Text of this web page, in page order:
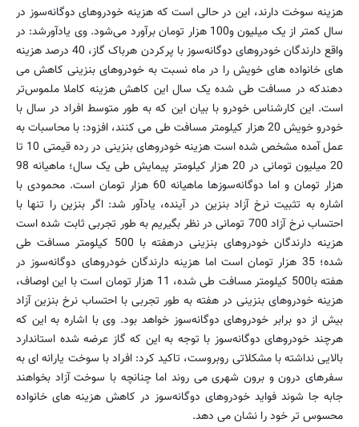
هزینه سوخت دارند، این در حالی است که هزینه خودروهای دوگانه‌سوز در
سال کمتر از یک میلیون و100 هزار تومان برآورد می‌شود. وی یادآورشد: در
واقع دارندگان خودروهای دوگانه‌سوز با پرکردن هرباک گاز، 40 درصد هزینه
های خانواده های خویش را در ماه نسبت به خودروهای بنزینی کاهش می
دهندکه در مسافت طی شده یک سال این کاهش هزینه کاملا ملموس‌تر
است. این کارشناس خودرو با بیان این که به طور متوسط افراد در سال با
خودرو خویش 20 هزار کیلومتر مسافت طی می کنند، افزود: با محاسبات به
عمل آمده مشخص شده است هزینه خودروهای بنزینی در رده قیمتی 10 تا
20 میلیون تومانی در 20 هزار کیلومتر پیمایش طی یک سال؛ ماهیانه 98
هزار تومان و اما دوگانه‌سوزها ماهیانه 60 هزار تومان است. محمودی با
اشاره به تثبیت نرخ آزاد بنزین در آینده، یادآور شد: اگر بنزین را تنها با
احتساب نرخ آزاد 700 تومانی در نظر بگیریم به طور تجربی ثابت شده است
هزینه دارندگان خودروهای بنزینی درهفته با 500 کیلومتر مسافت طی
شده؛ 35 هزار تومان است اما هزینه دارندگان خودروهای دوگانه‌سوز در
هفته با500 کیلومتر مسافت طی شده، 11 هزار تومان است با این اوصاف،
هزینه خودروهای بنزینی در هفته به طور تجربی با احتساب نرخ بنزین آزاد
بیش از دو برابر خودروهای دوگانه‌سوز خواهد بود. وی با اشاره به این که
هرچند خودروهای دوگانه‌سوز با توجه به این که گاز عرضه شده استاندارد
بالایی نداشته با مشکلاتی روبروست، تاکید کرد: افراد با سوخت یارانه ای به
سفرهای درون و برون شهری می روند اما چنانچه با سوخت آزاد بخواهند
جابه جا شوند فواید خودروهای دوگانه‌سوز در کاهش هزینه های خانواده
محسوس تر خود را نشان می دهد.